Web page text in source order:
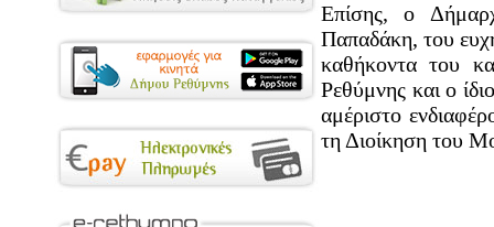
Επίσης, ο
Παπαδάκη, του
καθήκοντα του
Ρεθύμνης και ο
αμέριστο
τη Διοίκηση του